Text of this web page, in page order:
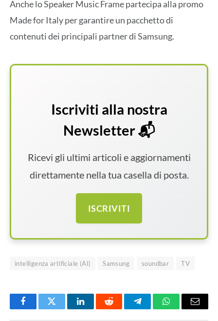
Anche lo Speaker Music Frame partecipa alla promo
Made for Italy per garantire un pacchetto di
contenuti dei principali partner di Samsung.
Iscriviti alla nostra
Newsletter 📬
Ricevi gli ultimi articoli e aggiornamenti
direttamente nella tua casella di posta.
ISCRIVITI
intelligenza artificiale (AI) Samsung soundbar TV
FacebookTwitter LinkedInReddit TelegramWhatsAppEmail